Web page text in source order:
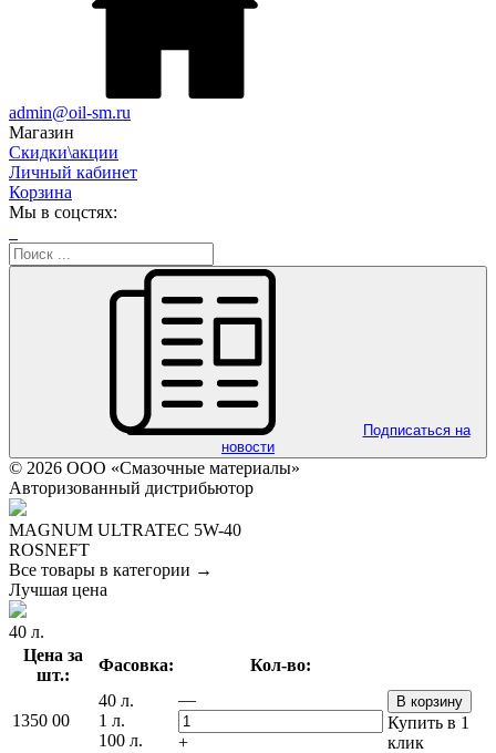
admin@oil-sm.ru
Магазин
Скидки\акции
Личный кабинет
Корзина
Мы в соцстях:
Подписаться на
новости
© 2026 ООО «Смазочные материалы»
Авторизованный дистрибьютор
MAGNUM ULTRATEC 5W-40
ROSNEFT
Все товары в категории →
Лучшая цена
40 л.
Цена за
шт.:
Фасовка: Кол-во:
1350 00
40 л.
1 л.
100 л.
—
+
В корзину
Купить в 1
клик